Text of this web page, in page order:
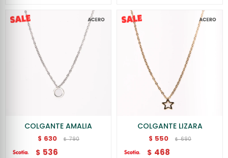
COLGANTE AMALIA
$ 630 $ 790
$ 536
COLGANTE LIZARA
$ 550 $ 690
$ 468